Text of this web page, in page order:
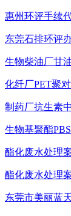
惠州环评手续
东莞石排环评
生物柴油厂甘
化纤厂PET聚
制药厂抗生素
生物基聚酯
酯化废水处理
酯化废水处理
东莞市美丽蓝